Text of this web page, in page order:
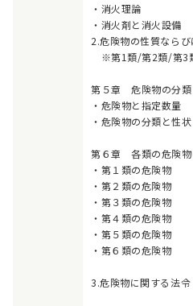
・消火理論
・消火剤と消火設備
2.危険物の性質なら
※第1類/第2類/第3
第５章 危険物の分類
・危険物と指定数量
・危険物の分類と性状
第６章 各類の危険物
・第１類の危険物
・第２類の危険物
・第３類の危険物
・第４類の危険物
・第５類の危険物
・第６類の危険物
3.危険物に関する法令